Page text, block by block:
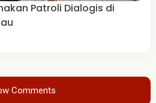
Patroli Dialogis di
Comments